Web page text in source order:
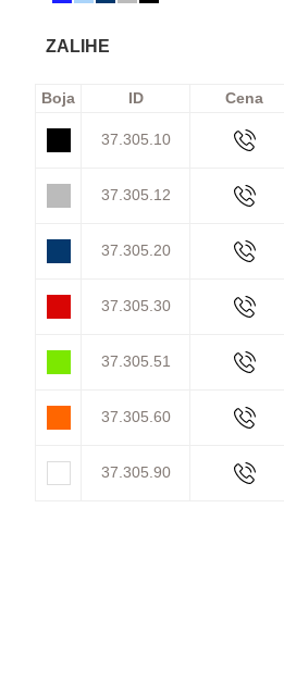
ZALIHE
Boja ID Cena
37.305.10
37.305.12
37.305.20
37.305.30
37.305.51
37.305.60
37.305.90